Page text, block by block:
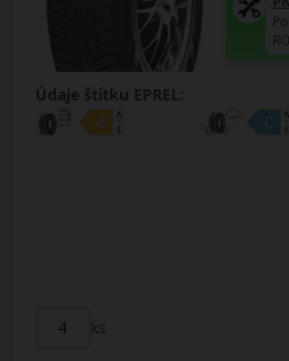
Údaje štítku EPREL:
ks